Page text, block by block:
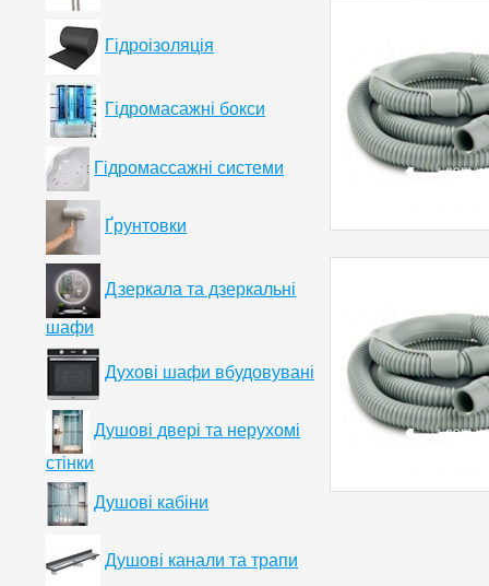
Гідроізоляція
Гідромасажні бокси
Гідромассажні системи
Ґрунтовки
Дзеркала та дзеркальні
шафи
Духові шафи вбудовувані
Душові двері та нерухомі
стінки
Душові кабіни
Душові канали та трапи